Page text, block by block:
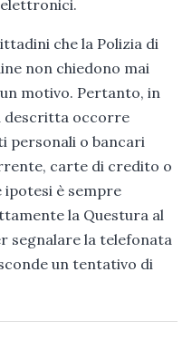
che la Polizia di
non chiedono mai
motivo. Pertanto, in
descritta occorre
personali o bancari
carte di credito o
ipotesi è sempre
la Questura al
segnalare la telefonata
un tentativo di